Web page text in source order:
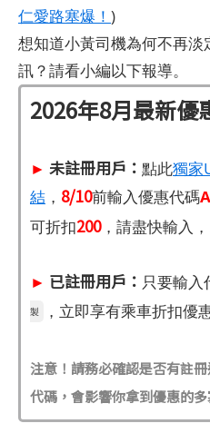
仁愛路塞爆！ )
想知道小黃司機為何不再
訊？請看小編以下報導。
2026年8月最新優
► 未註冊用戶： 點此獨家
結 ， 8/10前輸入優惠代碼
可折扣200，請盡快輸入
► 已註冊用戶： 只要輸入
製 ，立即享有乘車折扣優
注意！請務必確認是否有註
代碼，會影響你拿到優惠的多